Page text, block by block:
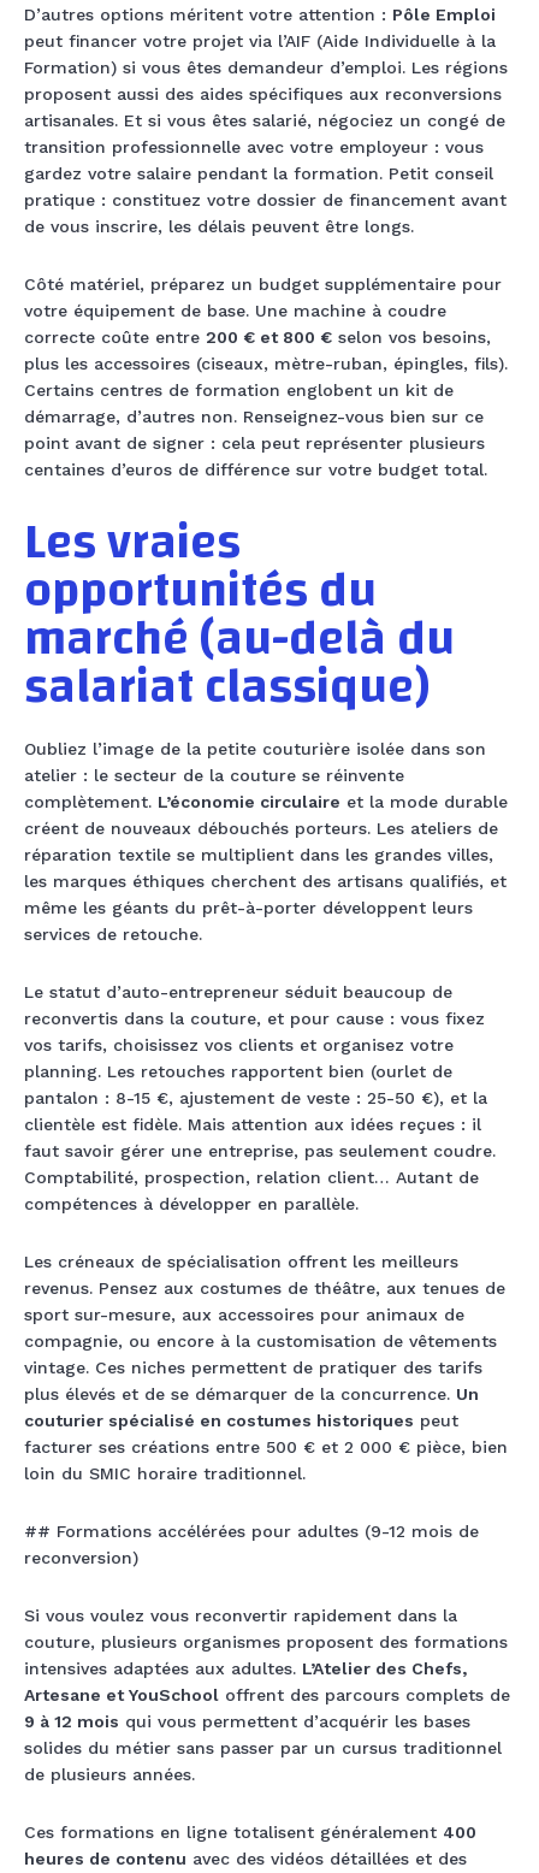
D’autres options méritent votre attention : Pôle Emploi
peut financer votre projet via l’AIF (Aide Individuelle à la
Formation) si vous êtes demandeur d’emploi. Les régions
proposent aussi des aides spécifiques aux reconversions
artisanales. Et si vous êtes salarié, négociez un congé de
transition professionnelle avec votre employeur : vous
gardez votre salaire pendant la formation. Petit conseil
pratique : constituez votre dossier de financement avant
de vous inscrire, les délais peuvent être longs.
Côté matériel, préparez un budget supplémentaire pour
votre équipement de base. Une machine à coudre
correcte coûte entre 200 € et 800 € selon vos besoins,
plus les accessoires (ciseaux, mètre-ruban, épingles, fils).
Certains centres de formation englobent un kit de
démarrage, d’autres non. Renseignez-vous bien sur ce
point avant de signer : cela peut représenter plusieurs
centaines d’euros de différence sur votre budget total.
Les vraies
opportunités du
marché (au-delà du
salariat classique)
Oubliez l’image de la petite couturière isolée dans son
atelier : le secteur de la couture se réinvente
complètement. L’économie circulaire et la mode durable
créent de nouveaux débouchés porteurs. Les ateliers de
réparation textile se multiplient dans les grandes villes,
les marques éthiques cherchent des artisans qualifiés, et
même les géants du prêt-à-porter développent leurs
services de retouche.
Le statut d’auto-entrepreneur séduit beaucoup de
reconvertis dans la couture, et pour cause : vous fixez
vos tarifs, choisissez vos clients et organisez votre
planning. Les retouches rapportent bien (ourlet de
pantalon : 8-15 €, ajustement de veste : 25-50 €), et la
clientèle est fidèle. Mais attention aux idées reçues : il
faut savoir gérer une entreprise, pas seulement coudre.
Comptabilité, prospection, relation client… Autant de
compétences à développer en parallèle.
Les créneaux de spécialisation offrent les meilleurs
revenus. Pensez aux costumes de théâtre, aux tenues de
sport sur-mesure, aux accessoires pour animaux de
compagnie, ou encore à la customisation de vêtements
vintage. Ces niches permettent de pratiquer des tarifs
plus élevés et de se démarquer de la concurrence. Un
couturier spécialisé en costumes historiques peut
facturer ses créations entre 500 € et 2 000 € pièce, bien
loin du SMIC horaire traditionnel.
## Formations accélérées pour adultes (9-12 mois de
reconversion)
Si vous voulez vous reconvertir rapidement dans la
couture, plusieurs organismes proposent des formations
intensives adaptées aux adultes. L’Atelier des Chefs,
Artesane et YouSchool offrent des parcours complets de
9 à 12 mois qui vous permettent d’acquérir les bases
solides du métier sans passer par un cursus traditionnel
de plusieurs années.
Ces formations en ligne totalisent généralement 400
heures de contenu avec des vidéos détaillées et des